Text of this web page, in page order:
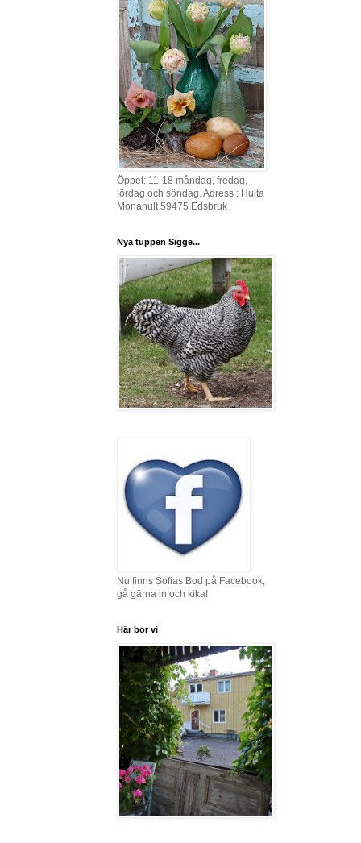
Öppet: 11-18 måndag, fredag,
lördag och söndag. Adress : Hulta
Monahult 59475 Edsbruk
Nya tuppen Sigge...
Nu finns Sofias Bod på Facebook,
gå gärna in och kika!
Här bor vi